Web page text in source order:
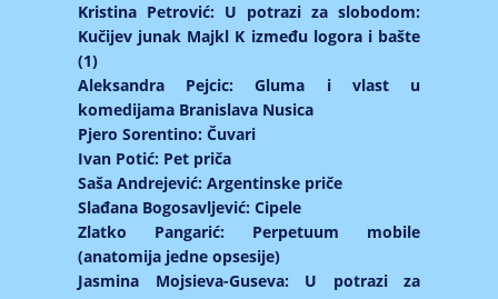
Kristina Petrović: U potrazi za slobodom:
Kučijev junak Majkl K između logora i bašte
(1)
Aleksandra Pejcic: Gluma i vlast u
komedijama Branislava Nusica
Pjero Sorentino: Čuvari
Ivan Potić: Pet priča
Saša Andrejević: Argentinske priče
Slađana Bogosavljević: Cipele
Zlatko Pangarić: Perpetuum mobile
(anatomija jedne opsesije)
Jasmina Mojsieva-Guseva: U potrazi za